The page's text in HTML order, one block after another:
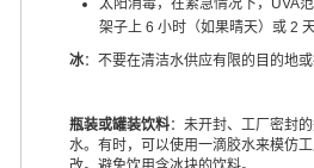
架子上 6 小时（如果晴天）或 2
冰：不要在清洁水供应有限的目的地
瓶装或罐装饮料：未开封、工厂密封
水。有时，可以使用一滴胶水来模仿